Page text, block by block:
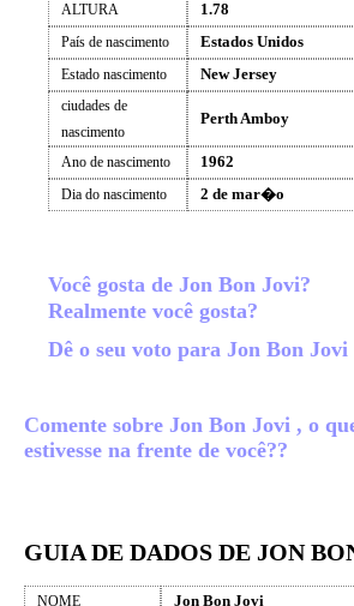
ALTURA
1.78
País de nascimento Estados Unidos
Estado nascimento New Jersey
ciudades de
nascimento
Perth Amboy
Ano de nascimento 1962
Dia do nascimento 2 de mar�o
Você gosta de Jon Bon Jovi?
Realmente você gosta?
Dê o seu voto para Jon Bon Jovi
Comente sobre Jon Bon Jovi , o
estivesse na frente de você??
GUIA DE DADOS DE JON
NOME Jon Bon Jovi